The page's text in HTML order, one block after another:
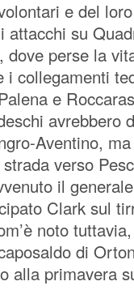
e del
attacchi su
perse la
i collegamenti
e
avrebbero
Aventino,
verso
il
Clark sul
noto
di
alla primavera